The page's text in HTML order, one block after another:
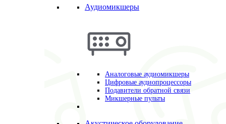
Аудиомикшеры
Аналоговые аудиомикшеры
Цифровые аудиопроцессоры
Подавители обратной связи
Микшерные пульты